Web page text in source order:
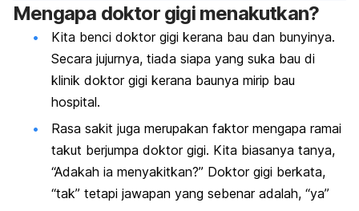
Mengapa doktor gigi menakutkan?
Kita benci doktor gigi kerana bau dan bunyinya.
Secara jujurnya, tiada siapa yang suka bau di
klinik doktor gigi kerana baunya mirip bau
hospital.
Rasa sakit juga merupakan faktor mengapa ramai
takut berjumpa doktor gigi. Kita biasanya tanya,
“Adakah ia menyakitkan?” Doktor gigi berkata,
“tak” tetapi jawapan yang sebenar adalah, “ya”